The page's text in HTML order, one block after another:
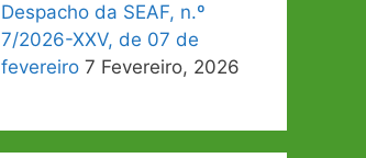
Despacho da SEAF, n.º
7/2026-XXV, de 07 de
fevereiro 7 Fevereiro, 2026